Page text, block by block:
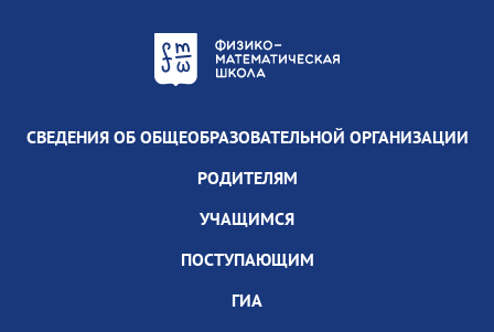
СВЕДЕНИЯ ОБ ОБЩЕОБРАЗОВАТЕЛЬНОЙ ОРГАНИЗАЦИИ
РОДИТЕЛЯМ
УЧАЩИМСЯ
ПОСТУПАЮЩИМ
ГИА